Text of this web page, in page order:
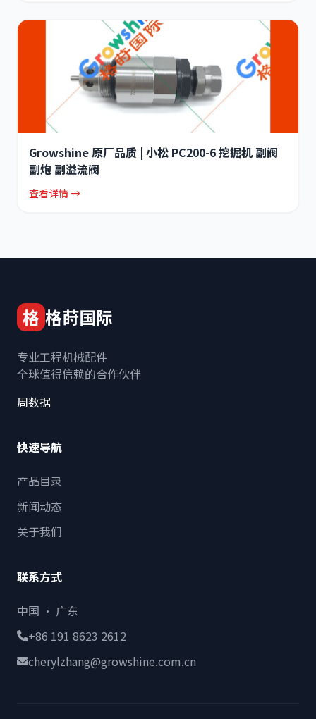
Growshine 原厂品质 | 小松 PC200-6 挖掘机 副阀
副炮 副溢流阀
查看详情 →
格 格莳国际
专业工程机械配件
全球值得信赖的合作伙伴
周数据
快速导航
产品目录
新闻动态
关于我们
联系方式
中国 · 广东
+86 191 8623 2612
cherylzhang@growshine.com.cn